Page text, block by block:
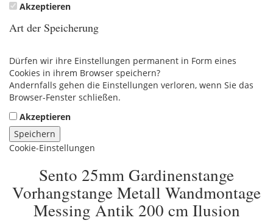
Akzeptieren
Art der Speicherung
Dürfen wir ihre Einstellungen permanent in Form eines
Cookies in ihrem Browser speichern?
Andernfalls gehen die Einstellungen verloren, wenn Sie das
Browser-Fenster schließen.
Akzeptieren
Speichern
Cookie-Einstellungen
Sento 25mm Gardinenstange
Vorhangstange Metall Wandmontage
Messing Antik 200 cm Ilusion